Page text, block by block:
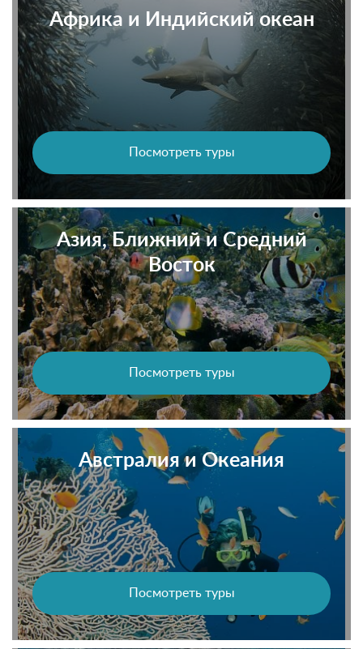
Африка и Индийский океан
Посмотреть туры
Азия, Ближний и Средний
Восток
Посмотреть туры
Австралия и Океания
Посмотреть туры